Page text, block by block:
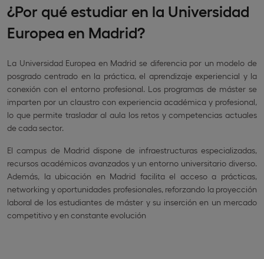
¿Por qué estudiar en la Universidad
Europea en Madrid?
La Universidad Europea en Madrid se diferencia por un modelo de
posgrado centrado en la práctica, el aprendizaje experiencial y la
conexión con el entorno profesional. Los programas de máster se
imparten por un claustro con experiencia académica y profesional,
lo que permite trasladar al aula los retos y competencias actuales
de cada sector.
El campus de Madrid dispone de infraestructuras especializadas,
recursos académicos avanzados y un entorno universitario diverso.
Además, la ubicación en Madrid facilita el acceso a prácticas,
networking y oportunidades profesionales, reforzando la proyección
laboral de los estudiantes de máster y su inserción en un mercado
competitivo y en constante evolución